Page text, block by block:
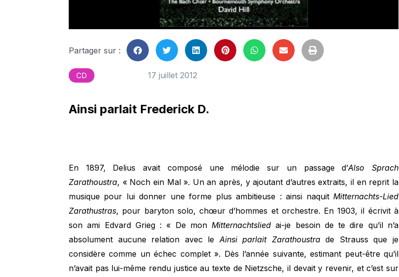
Partager sur :
CD 17 juillet 2012
Ainsi parlait Frederick D.
En 1897, Delius avait composé une mélodie sur un passage d’Also Sprach
Zarathoustra, « Noch ein Mal ». Un an après, y ajoutant d’autres extraits, il en reprit la
musique pour lui donner une forme plus ambitieuse : ainsi naquit Mitternachts-Lied
Zarathustras, pour baryton solo, chœur d’hommes et orchestre. En 1903, il écrivit à
son ami Edvard Grieg : « De monMitternachtslied ai-je besoin de te dire qu’il n’a
absolument aucune relation avec leAinsi parlait Zarathoustrade Strauss que je
considère comme un échec complet ». Dès l’année suivante, estimant peut-être qu’il
n’avait pas lui-même rendu justice au texte de Nietzsche, il devait y revenir, et c’est sur